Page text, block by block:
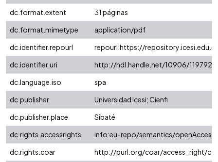
dc.format.extent
31 páginas
dc.format.mimetype
application/pdf
dc.identifier.repourl
repourl:https://
dc.identifier.uri
http://hdl.handle.net/10906/119792
dc.language.iso
spa
dc.publisher
Universidad Icesi; Cienfi
dc.publisher.place
Sibaté
dc.rights.accessrights
info:eu-repo/semantics/openAccess
dc.rights.coar
http://purl.org/coar/access_right/